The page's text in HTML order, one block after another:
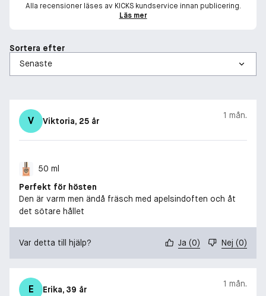
Alla recensioner läses av KICKS kundservice innan publicering.
Läs mer
Sortera efter
V Viktoria, 25 år
1 mån.
50 ml
Perfekt för hösten
Den är varm men ändå fräsch med apelsindoften och åt
det sötare hållet
Var detta till hjälp? Ja (0) Nej (0)
E Erika, 39 år
1 mån.